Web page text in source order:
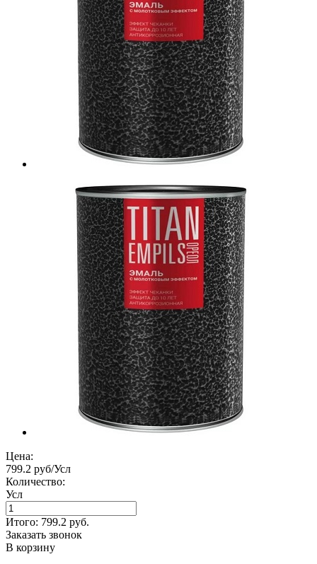
Цена:
799.2 руб/Усл
Количество:
Усл
Итого: 799.2 руб.
Заказать звонок
В корзину